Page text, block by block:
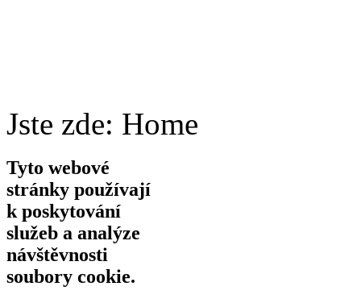
Jste zde: Home
Tyto webové
stránky používají
k poskytování
služeb a analýze
návštěvnosti
soubory cookie.